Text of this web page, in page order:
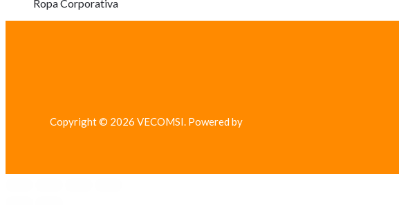
Ropa Corporativa
Copyright © 2026 VECOMSI. Powered by